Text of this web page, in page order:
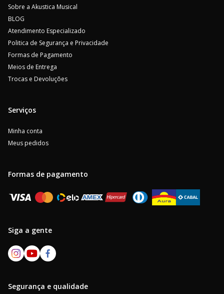
Sobre a Akustica Musical
BLOG
Atendimento Especializado
Politica de Segurança e Privacidade
Formas de Pagamento
Meios de Entrega
Trocas e Devoluções
Serviços
Minha conta
Meus pedidos
Formas de pagamento
Siga a gente
Segurança e qualidade